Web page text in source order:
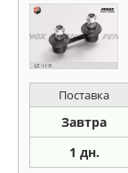
Nissan
Opel
Peugeot
Renault
Saab
Seat
Поставка
Завтра
1 дн.